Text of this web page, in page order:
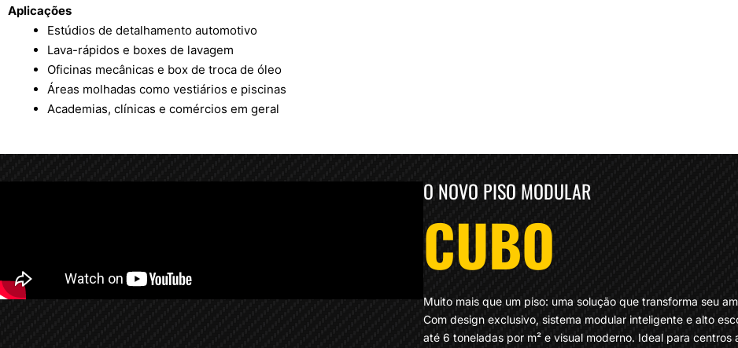
Aplicações
Estúdios de detalhamento automotivo
Lava-rápidos e boxes de lavagem
Oficinas mecânicas e box de troca de óleo
Áreas molhadas como vestiários e piscinas
Academias, clínicas e comércios em geral
O NOVO PISO MODULAR
CUBO
Muito mais que um piso: uma solução que transforma seu
Com design exclusivo, sistema modular inteligente e alto
até 6 toneladas por m² e visual moderno. Ideal para